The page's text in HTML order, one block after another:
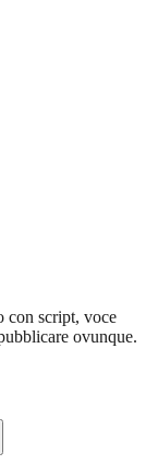
con script, voce
ovunque.